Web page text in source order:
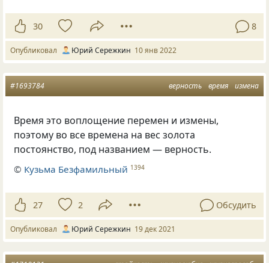
30 8
Опубликовал Юрий Сережкин 10 янв 2022
верность время измена
#1693784
Время это воплощение перемен и измены,
поэтому во все времена на вес золота
постоянство, под названием — верность.
© Кузьма Безфамильный 1394
27 2 Обсудить
Опубликовал Юрий Сережкин 19 дек 2021